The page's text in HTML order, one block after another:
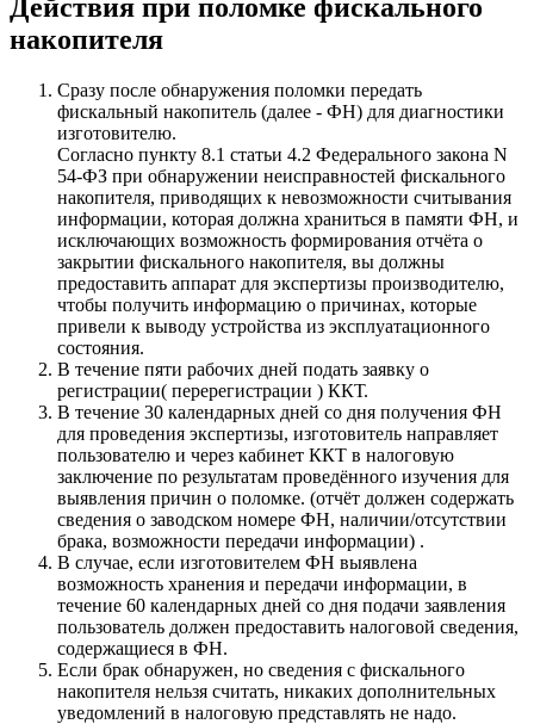
Действия при поломке фискального
накопителя
Сразу после обнаружения поломки передать
фискальный накопитель (далее - ФН) для диагностики
изготовителю.
Согласно пункту 8.1 статьи 4.2 Федерального закона N
54-ФЗ при обнаружении неисправностей фискального
накопителя, приводящих к невозможности считывания
информации, которая должна храниться в памяти ФН, и
исключающих возможность формирования отчёта о
закрытии фискального накопителя, вы должны
предоставить аппарат для экспертизы производителю,
чтобы получить информацию о причинах, которые
привели к выводу устройства из эксплуатационного
состояния.
В течение пяти рабочих дней подать заявку о
регистрации( перерегистрации ) ККТ.
В течение 30 календарных дней со дня получения ФН
для проведения экспертизы, изготовитель направляет
пользователю и через кабинет ККТ в налоговую
заключение по результатам проведённого изучения для
выявления причин о поломке. (отчёт должен содержать
сведения о заводском номере ФН, наличии/отсутствии
брака, возможности передачи информации) .
В случае, если изготовителем ФН выявлена
возможность хранения и передачи информации, в
течение 60 календарных дней со дня подачи заявления
пользователь должен предоставить налоговой сведения,
содержащиеся в ФН.
Если брак обнаружен, но сведения с фискального
накопителя нельзя считать, никаких дополнительных
уведомлений в налоговую представлять не надо.